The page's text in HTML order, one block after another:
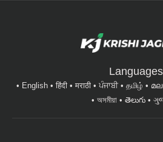
Languages
English हिंदी मराठी ਪੰਜਾਬੀ தமிழ்
অসমীয়া
తెలుగు